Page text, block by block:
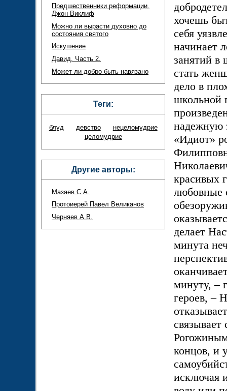
хочешь
себя
начинает
занятий в
стать
дело в
школьной
надежную
«Идиот»
красивых
любовные
делает
минута
минуту, –
героев, –
концов, и
исключая
Предшественники реформации.
Джон Виклиф
Можно ли вырасти духовно до
состояния святого
Искушение
Давид. Часть 2.
Может ли добро быть навязано
Теги:
блуд девство
нецеломудрие
целомудрие
Другие авторы:
Мазаев С.А.
Протоиерей Павел Великанов
Черняев А.В.